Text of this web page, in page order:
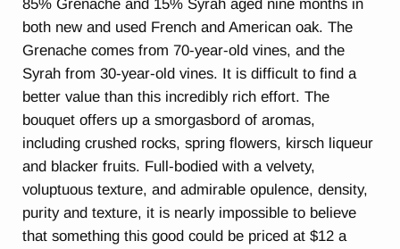
85% Grenache and 15% Syrah aged nine months in
both new and used French and American oak. The
Grenache comes from 70-year-old vines, and the
Syrah from 30-year-old vines. It is difficult to find a
better value than this incredibly rich effort. The
bouquet offers up a smorgasbord of aromas,
including crushed rocks, spring flowers, kirsch liqueur
and blacker fruits. Full-bodied with a velvety,
voluptuous texture, and admirable opulence, density,
purity and texture, it is nearly impossible to believe
that something this good could be priced at $12 a